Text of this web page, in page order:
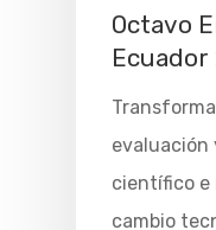
Octavo
Ecuador
evaluación
científico e
cambio